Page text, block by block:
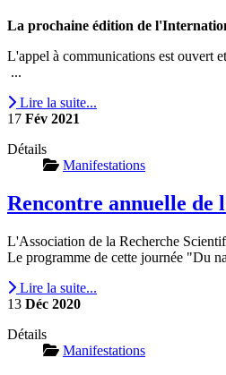
La prochaine édition de
L'appel à communications est ouvert
...
Lire la suite...
17 Fév 2021
Détails
Manifestations
Rencontre annuelle de
L'Association de la Recherche
Le programme de cette journée "Du
Lire la suite...
13 Déc 2020
Détails
Manifestations